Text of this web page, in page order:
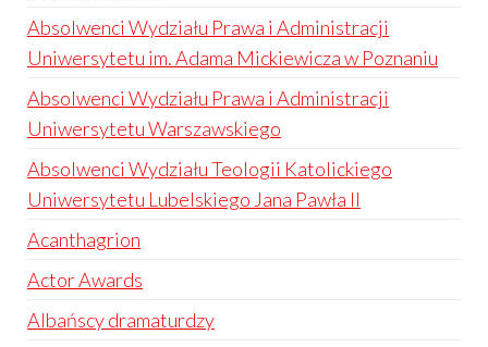
Absolwenci Wydziału Prawa i Administracji
Uniwersytetu im. Adama Mickiewicza w Poznaniu
Absolwenci Wydziału Prawa i Administracji
Uniwersytetu Warszawskiego
Absolwenci Wydziału Teologii Katolickiego
Uniwersytetu Lubelskiego Jana Pawła II
Acanthagrion
Actor Awards
Albańscy dramaturdzy